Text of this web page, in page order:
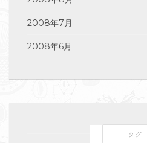
2008年7月
2008年6月
タグ